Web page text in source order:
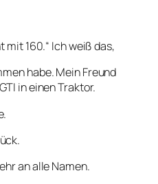
mit 160.“ Ich weiß das,
habe. Mein Freund
in einen Traktor.
an alle Namen.